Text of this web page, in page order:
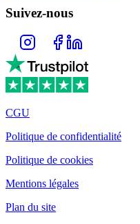
Suivez-nous
CGU
Politique de confidentialité
Politique de cookies
Mentions légales
Plan du site